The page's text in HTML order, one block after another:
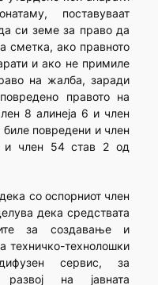
поставуваат
си земе за право да
сметка, ако правното
и ако не примиле
на жалба, заради
правото на
8 алинеја 6 и член
повредени и член
и член 54 став 2 од
со оспорниот член
дека средствата
за создавање и
техничко-технолошки
сервис, за
на јавната